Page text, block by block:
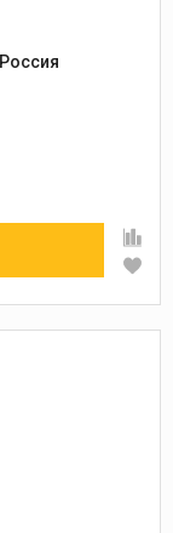
Баллон углекислотный 20 л бесшовный Россия